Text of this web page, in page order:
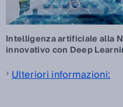
Intelligenza artificiale alla
innovativo con Deep
Ulteriori informazioni: